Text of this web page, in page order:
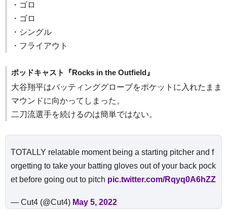
・ゴロ
・ゴロ
・シングル
・フライアウト
ポッドキャスト『Rocks in the Outfield』
大谷翔平はバッティンググローブをポケットに入れたまま
マウンドに向かってしまった。
二刀流選手を続けるのは簡単ではない。
TOTALLY relatable moment being a starting pitcher and f
orgetting to take your batting gloves out of your back pock
et before going out to pitch pic.twitter.com/Rqyq0A6hZZ
— Cut4 (@Cut4) May 5, 2022